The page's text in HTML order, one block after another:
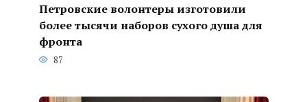
Петровские волонтеры изготовили
более тысячи наборов сухого душа для
фронта
87